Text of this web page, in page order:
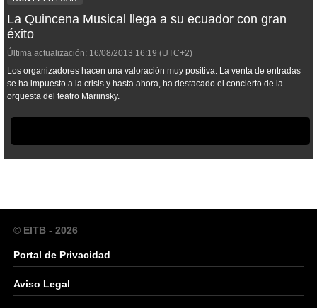
La Quincena Musical llega a su ecuador con gran
éxito
Última actualización: 16/08/2013 16:19 (UTC+2)
Los organizadores hacen una valoración muy positiva. La venta de entradas
se ha impuesto a la crisis y hasta ahora, ha destacado el concierto de la
orquesta del teatro Mariinsky.
© EITB - 2026
Portal de Privacidad
Aviso Legal